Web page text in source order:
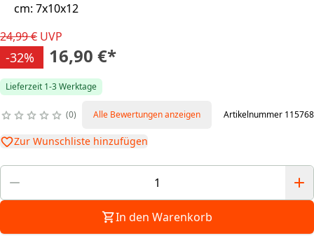
cm: 7x10x12
24,99 € UVP
-32% 16,90 €*
Lieferzeit 1-3 Werktage
0 Alle Bewertungen anzeigen Artikelnummer 115768
Zur Wunschliste hinzufügen
In den Warenkorb